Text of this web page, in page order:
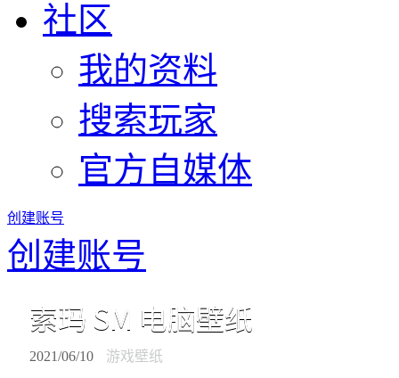
社区
我的资料
搜索玩家
官方自媒体
创建账号
创建账号
索玛 SM 电脑壁纸
2021/06/10 游戏壁纸